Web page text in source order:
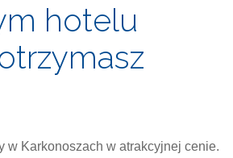
hotelu
w Karkonoszach w atrakcyjnej cenie.